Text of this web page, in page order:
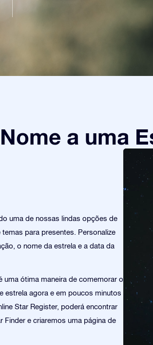
a uma
uma de nossas lindas opções de
para presentes. Personalize
o nome da estrela e a data da
uma ótima maneira de comemorar o
estrela agora e em poucos minutos
Star Register, poderá encontrar
e criaremos uma página de